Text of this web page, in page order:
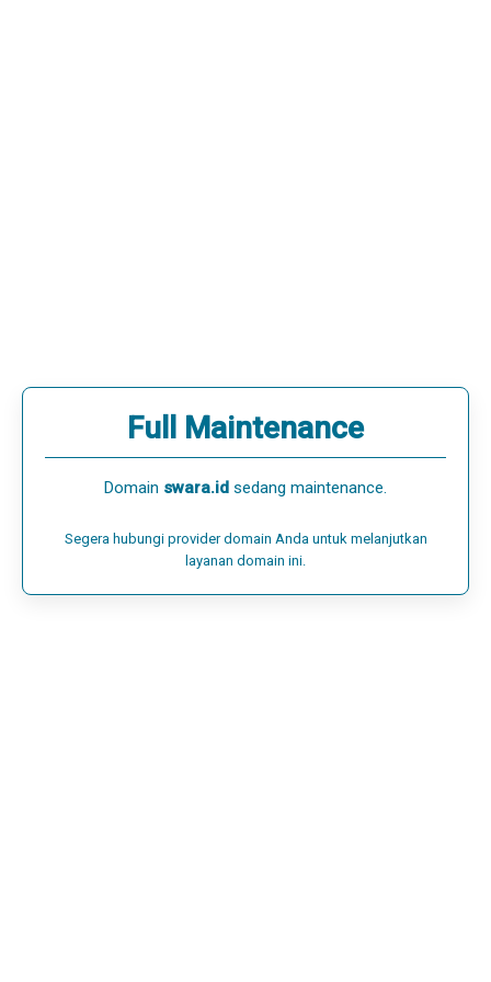
Full Maintenance
Domain swara.id sedang maintenance.
Segera hubungi provider domain Anda untuk melanjutkan
layanan domain ini.